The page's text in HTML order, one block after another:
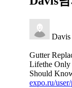
Davis
Gutter
Lifethe Only
Should
expo.ru/